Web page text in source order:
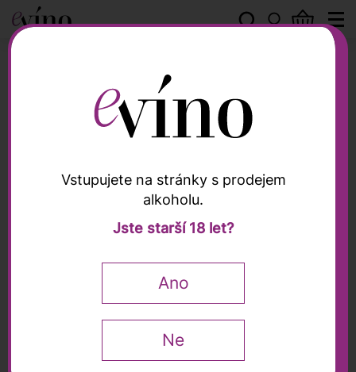
Tenuta Valdipiatta
Rosso di Montepulciano
DOC 2024, Tenuta
Valdipiatta, 0,75l
Raffaele Vecchione91 / 100
Vstupujete na stránky s prodejem
alkoholu.
Jste starší 18 let?
Ano
Ne